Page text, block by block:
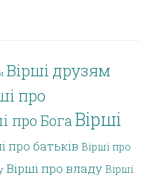
Вірші друзям
про
про БогаВірші
про батьків Вірші про
Вірші про владу Вірші